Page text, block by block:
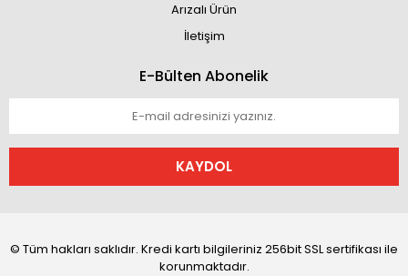
Arızalı Ürün
İletişim
E-Bülten Abonelik
KAYDOL
© Tüm hakları saklıdır. Kredi kartı bilgileriniz 256bit SSL sertifikası ile
korunmaktadır.